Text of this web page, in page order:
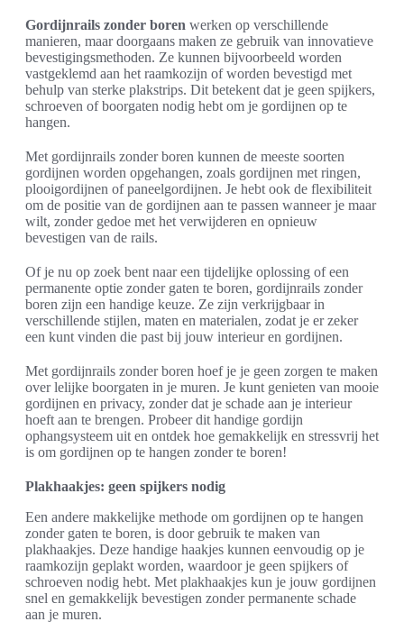
Gordijnrails zonder boren werken op verschillende
manieren, maar doorgaans maken ze gebruik van innovatieve
bevestigingsmethoden. Ze kunnen bijvoorbeeld worden
vastgeklemd aan het raamkozijn of worden bevestigd met
behulp van sterke plakstrips. Dit betekent dat je geen spijkers,
schroeven of boorgaten nodig hebt om je gordijnen op te
hangen.
Met gordijnrails zonder boren kunnen de meeste soorten
gordijnen worden opgehangen, zoals gordijnen met ringen,
plooigordijnen of paneelgordijnen. Je hebt ook de flexibiliteit
om de positie van de gordijnen aan te passen wanneer je maar
wilt, zonder gedoe met het verwijderen en opnieuw
bevestigen van de rails.
Of je nu op zoek bent naar een tijdelijke oplossing of een
permanente optie zonder gaten te boren, gordijnrails zonder
boren zijn een handige keuze. Ze zijn verkrijgbaar in
verschillende stijlen, maten en materialen, zodat je er zeker
een kunt vinden die past bij jouw interieur en gordijnen.
Met gordijnrails zonder boren hoef je je geen zorgen te maken
over lelijke boorgaten in je muren. Je kunt genieten van mooie
gordijnen en privacy, zonder dat je schade aan je interieur
hoeft aan te brengen. Probeer dit handige gordijn
ophangsysteem uit en ontdek hoe gemakkelijk en stressvrij het
is om gordijnen op te hangen zonder te boren!
Plakhaakjes: geen spijkers nodig
Een andere makkelijke methode om gordijnen op te hangen
zonder gaten te boren, is door gebruik te maken van
plakhaakjes. Deze handige haakjes kunnen eenvoudig op je
raamkozijn geplakt worden, waardoor je geen spijkers of
schroeven nodig hebt. Met plakhaakjes kun je jouw gordijnen
snel en gemakkelijk bevestigen zonder permanente schade
aan je muren.